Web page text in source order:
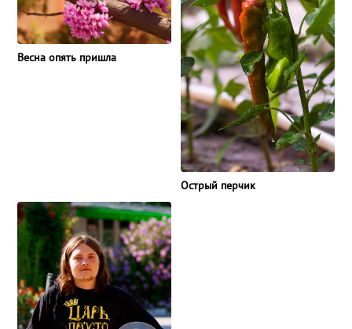
Весна опять пришла
Острый перчик